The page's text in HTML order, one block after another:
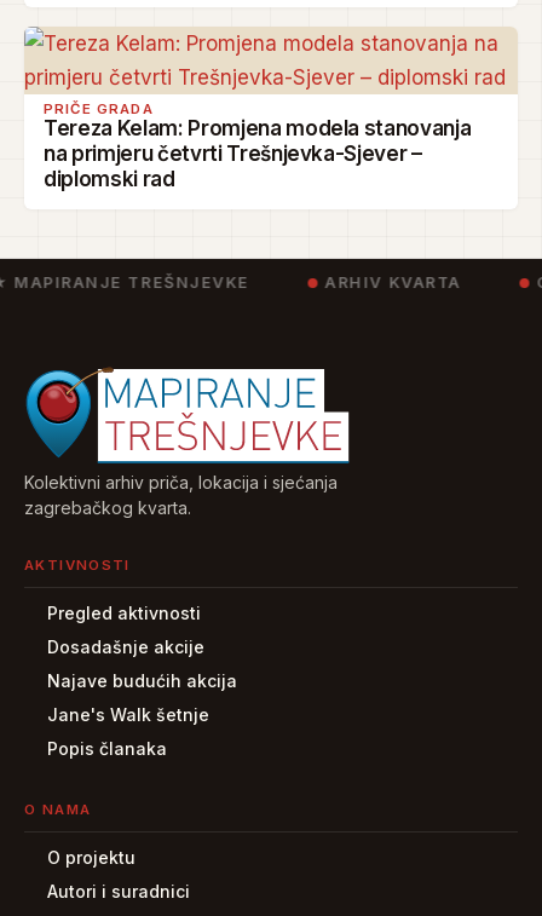
PRIČE GRADA
Tereza Kelam: Promjena modela stanovanja
na primjeru četvrti Trešnjevka-Sjever –
diplomski rad
TREŠNJEVKE ARHIV KVARTA
Kolektivni arhiv priča, lokacija i sjećanja
zagrebačkog kvarta.
AKTIVNOSTI
Pregled aktivnosti
Dosadašnje akcije
Najave budućih akcija
Jane's Walk šetnje
Popis članaka
O NAMA
O projektu
Autori i suradnici